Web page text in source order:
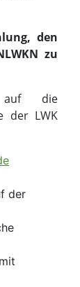
den
zu
auf die
der LWK
der